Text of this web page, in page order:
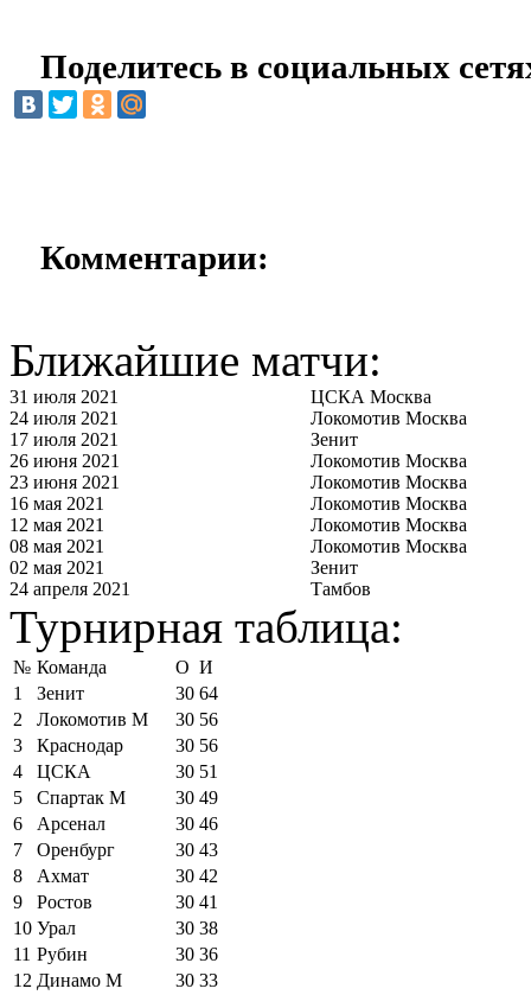
Поделитесь в социальных
Комментарии:
Ближайшие матчи:
31 июля 2021
ЦСКА Москва
24 июля 2021
Локомотив Москва
17 июля 2021
Зенит
26 июня 2021
Локомотив Москва
23 июня 2021
Локомотив Москва
16 мая 2021
Локомотив Москва
12 мая 2021
Локомотив Москва
08 мая 2021
Локомотив Москва
02 мая 2021
Зенит
24 апреля 2021
Тамбов
Турнирная таблица:
№ Команда О И
1
Зенит 30 64
2
Локомотив М 30 56
3
Краснодар 30 56
4
ЦСКА 30 51
5
Спартак М 30 49
6
Арсенал 30 46
7
Оренбург 30 43
8
Ахмат 30 42
9
Ростов 30 41
10 Урал 30 38
11 Рубин 30 36
12 Динамо М 30 33